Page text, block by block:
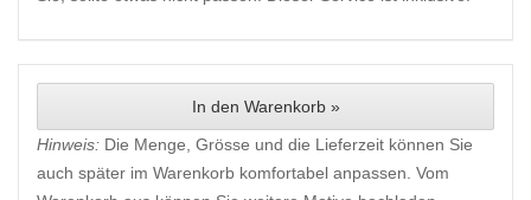
In den Warenkorb »
Hinweis: Die Menge, Grösse und die Lieferzeit können Sie
auch später im Warenkorb komfortabel anpassen. Vom